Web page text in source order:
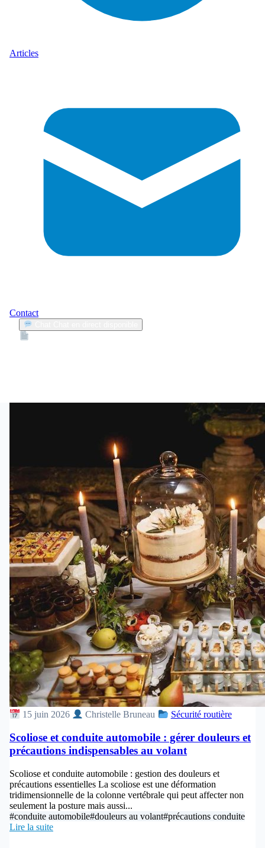
Articles
Contact
15 juin 2026 Christelle Bruneau Sécurité routière
Scoliose et conduite automobile : gérer douleurs et
précautions indispensables au volant
Scoliose et conduite automobile : gestion des douleurs et
précautions essentielles La scoliose est une déformation
tridimensionnelle de la colonne vertébrale qui peut affecter non
seulement la posture mais aussi...
#conduite automobile#douleurs au volant#précautions conduite
Lire la suite